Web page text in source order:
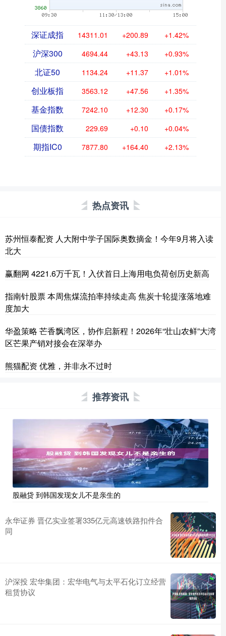
深证成指 14311.01 +200.89 +1.42%
沪深300 4694.44 +43.13 +0.93%
北证50 1134.24 +11.37 +1.01%
创业板指 3563.12 +47.56 +1.35%
基金指数 7242.10 +12.30 +0.17%
国债指数 229.69 +0.10 +0.04%
期指IC0 7877.80 +164.40 +2.13%
热点资讯
苏州恒泰配资 人大附中学子国际奥数摘金！今年9月将入读
北大
赢翻网 4221.6万千瓦！入伏首日上海用电负荷创历史新高
指南针股票 本周焦煤流拍率持续走高 焦炭十轮提涨落地难
度加大
华盈策略 芒香飘湾区，协作启新程！2026年“壮山农鲜”大湾
区芒果产销对接会在深举办
熊猫配资 优雅，并非永不过时
推荐资讯
股融贷 到韩国发现女儿不是亲生的
永华证券 晋亿实业签署335亿元高速铁路扣件合
同
沪深投 宏华集团：宏华电气与太平石化订立经营
租赁协议